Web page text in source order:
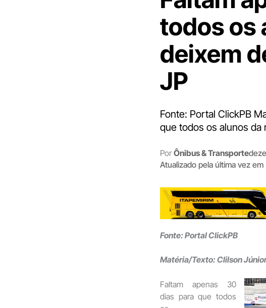
todos os
deixem
JP
Fonte: Portal ClickPB
que todos os alunos
Por Ônibus & Transporte
Atualizado pela última vez em
Fonte: Portal ClickPB
Matéria/Texto: Clilson
Faltam apenas 30
dias para que todos